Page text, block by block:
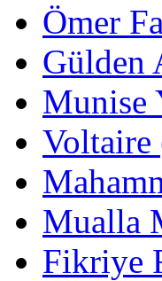
Ömer
Gülden
Munise
Voltaire
Mualla
Fikriye